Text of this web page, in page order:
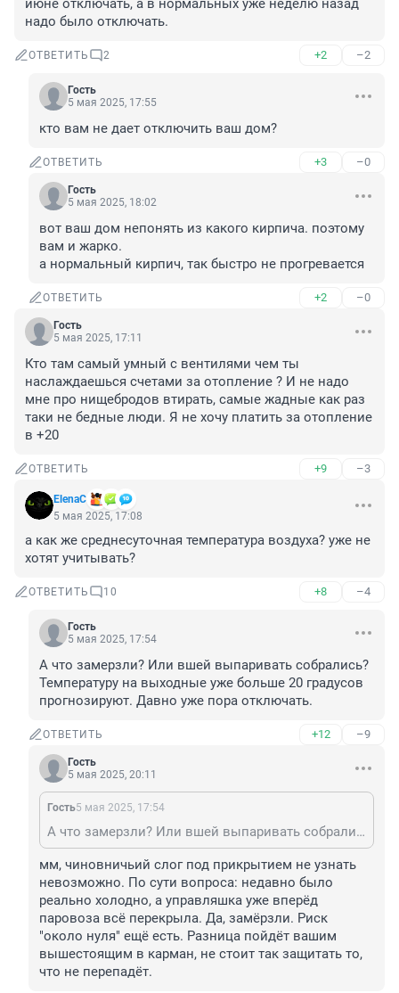
июне отключать, а в нормальных уже неделю назад
надо было отключать.
ОТВЕТИТЬ 2 +2 –2
Гость
5 мая 2025, 17:55
кто вам не дает отключить ваш дом?
ОТВЕТИТЬ +3 –0
Гость
5 мая 2025, 18:02
вот ваш дом непонять из какого кирпича. поэтому
вам и жарко.
а нормальный кирпич, так быстро не прогревается
ОТВЕТИТЬ +2 –0
Гость
5 мая 2025, 17:11
Кто там самый умный с вентилями чем ты
наслаждаешься счетами за отопление ? И не надо
мне про нищебродов втирать, самые жадные как раз
таки не бедные люди. Я не хочу платить за отопление
в +20
ОТВЕТИТЬ +9 –3
ElenaC
5 мая 2025, 17:08
а как же среднесуточная температура воздуха? уже не
хотят учитывать?
ОТВЕТИТЬ 10 +8 –4
Гость
5 мая 2025, 17:54
А что замерзли? Или вшей выпаривать собрались?
Температуру на выходные уже больше 20 градусов
прогнозируют. Давно уже пора отключать.
ОТВЕТИТЬ +12 –9
Гость
5 мая 2025, 20:11
Гость5 мая 2025, 17:54
А что замерзли? Или вшей выпаривать собрались? Температуру на выходные уже больше 20 градусов прогнозируют. Давно уже пора отключать.
мм, чиновничьий слог под прикрытием не узнать
невозможно. По сути вопроса: недавно было
реально холодно, а управляшка уже вперёд
паровоза всё перекрыла. Да, замёрзли. Риск
"около нуля" ещё есть. Разница пойдёт вашим
вышестоящим в карман, не стоит так защитать то,
что не перепадёт.